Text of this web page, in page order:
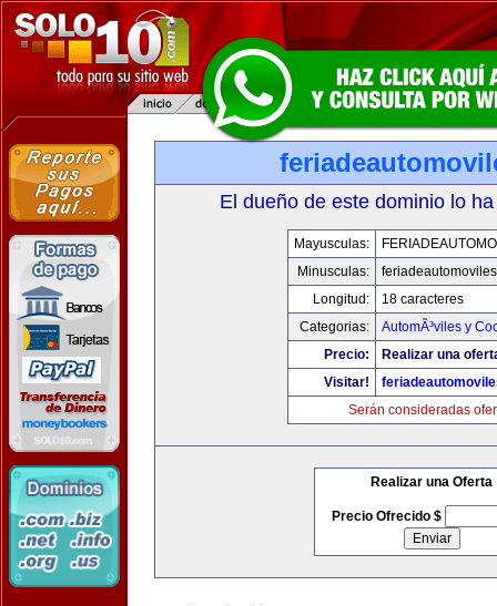
El dueño de este dominio lo
Mayusculas:
Minusculas:
Longitud:
18 caracteres
Categorias:
AutomÃ³viles y
Precio:
Realizar una
Visitar!
Serán consideradas
Realizar una Oferta
Precio Ofrecido $